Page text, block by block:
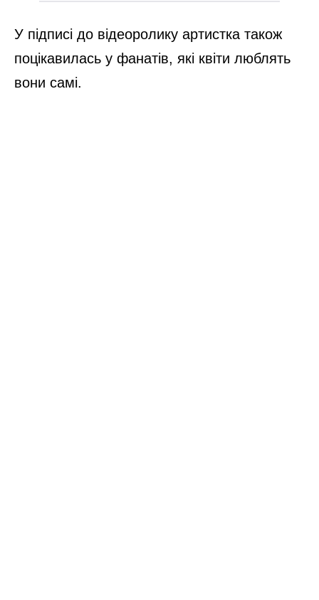
У підписі до відеоролику артистка також
поцікавилась у фанатів, які квіти люблять
вони самі.